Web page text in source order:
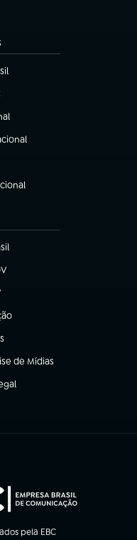
nova aba)
aba)
aba)
aba)
aba)
aba)
aba)
aba)
aba)
de Mídias
aba)
pela EBC